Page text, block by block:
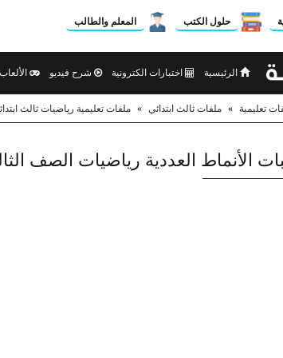
حلول الكتب المعلم والطالب
الرئيسية اختبارات الكترونية شرح فيديو الألعاب
تعليمية » ملفات ثالث ابتدائي » ملفات تعليمية رياضيات ثالث
الأنماط العددية رياضيات الصف